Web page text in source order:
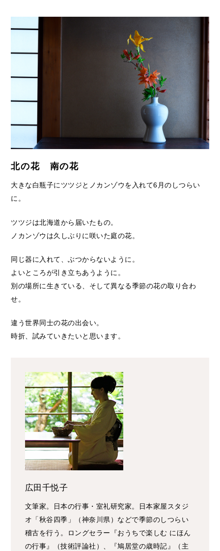
北の花 南の花
大きな白瓶子にツツジとノカンゾウを入れて6月のしつらい
に。
ツツジは北海道から届いたもの。
ノカンゾウは久しぶりに咲いた庭の花。
同じ器に入れて、ぶつからないように。
よいところが引き立ちあうように。
別の場所に生きている、そして異なる季節の花の取り合わ
せ。
違う世界同士の花の出会い。
時折、試みていきたいと思います。
広田千悦子
文筆家。日本の行事・室礼研究家。日本家屋スタジ
オ「秋谷四季」（神奈川県）などで季節のしつらい
稽古を行う。ロングセラー『おうちで楽しむ にほん
の行事』（技術評論社）、『鳩居堂の歳時記』（主